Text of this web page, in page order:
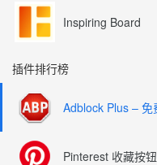
Inspiring Board
插件排行榜
Pinterest 收藏按钮